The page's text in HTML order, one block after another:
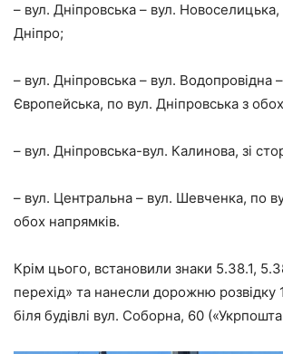
– вул. Дніпровська – вул. Новоселицька,
Дніпро;
– вул. Дніпровська – вул. Водопровідна
Європейська, по вул. Дніпровська з
– вул. Дніпровська-вул. Калинова, зі
– вул. Центральна – вул. Шевченка, по
обох напрямків.
Крім цього, встановили знаки 5.38.1,
перехід» та нанесли дорожню розвідку
біля будівлі вул. Соборна, 60